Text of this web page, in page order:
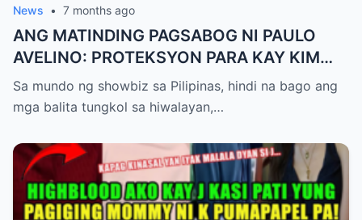
News • 7 months ago
ANG MATINDING PAGSABOG NI PAULO
AVELINO: PROTEKSYON PARA KAY KIM
CHIU AT ANG ‘EKSENA’ NI JANINE
GUTIERREZ
Sa mundo ng showbiz sa Pilipinas, hindi na bago ang
mga balita tungkol sa hiwalayan,…